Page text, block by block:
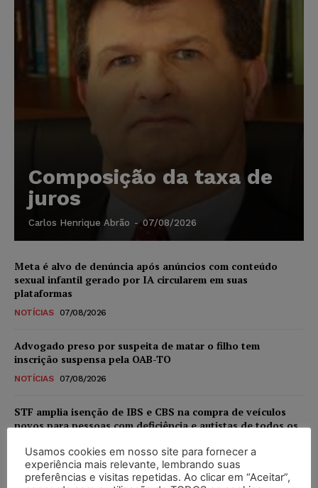
Composição da taxa de
juros
Carlos Henrique Abrão - 07/08/2026
Meta é alvo de denúncia após anúncios com conteúdo
sexual infantil gerado por IA circularem em suas
plataformas
NOTÍCIAS 07/08/2026
Advogado preso por suspeita de matar o filho tem
inscrição suspensa pela OAB-TO
NOTÍCIAS 07/08/2026
STF amplia isenção de IBS e CBS na compra de veículos
novos para pessoas com deficiência e autistas de todos os
DIREITO TRIBUTÁRIO 07/08/2026
Usamos cookies em nosso site para fornecer a
experiência mais relevante, lembrando suas
preferências e visitas repetidas. Ao clicar em “Aceitar”,